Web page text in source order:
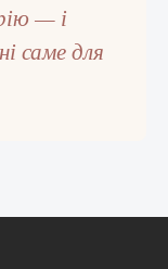
— і
саме для